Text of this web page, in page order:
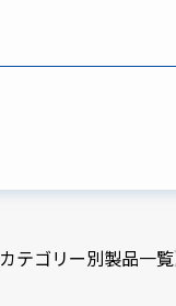
カテゴリー別製品一覧